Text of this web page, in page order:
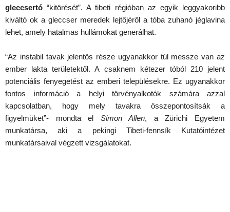
gleccsertó “kitörését”. A tibeti régióban az egyik leggyakoribb
kiváltó ok a gleccser meredek lejtőjéről a tóba zuhanó jéglavina
lehet, amely hatalmas hullámokat generálhat.
“Az instabil tavak jelentős része ugyanakkor túl messze van az
ember lakta területektől. A csaknem kétezer tóból 210 jelent
potenciális fenyegetést az emberi településekre. Ez ugyanakkor
fontos információ a helyi törvényalkotók számára azzal
kapcsolatban, hogy mely tavakra összepontosítsák a
figyelmüket”- mondta el Simon Allen, a Zürichi Egyetem
munkatársa, aki a pekingi Tibeti-fennsík Kutatóintézet
munkatársaival végzett vizsgálatokat.